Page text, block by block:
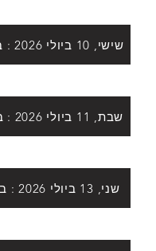
שישי, 10 ביולי 2026 : בשעה 12:00
שבת, 11 ביולי 2026 : בשעה 21:00
שני, 13 ביולי 2026 : בשעה 20:00